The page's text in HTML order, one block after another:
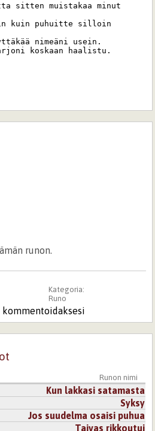
sitten muistakaa minut
kuin puhuitte silloin
nimeäni usein.
koskaan haalistu.
runon.
Kategoria:
Runo
kommentoidaksesi
Runon nimi
Kun lakkasi satamasta
Syksy
Jos suudelma osaisi puhua
Taivas rikkoutui